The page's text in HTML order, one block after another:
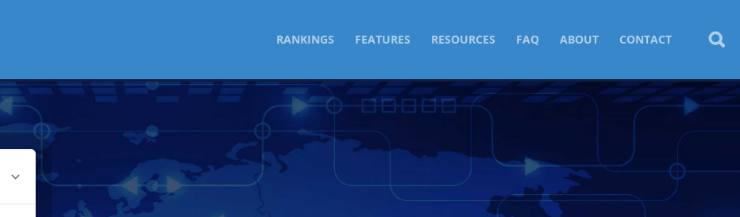
RANKINGS FEATURES RESOURCES FAQ ABOUT CONTACT